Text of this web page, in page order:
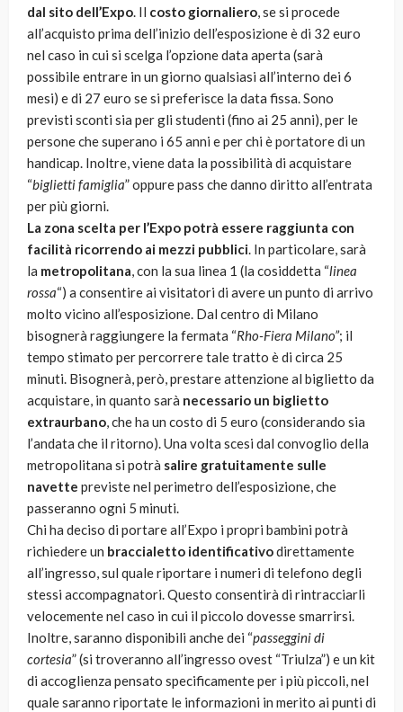
dal sito dell’Expo. Il costo giornaliero, se si procede
all’acquisto prima dell’inizio dell’esposizione è di 32 euro
nel caso in cui si scelga l’opzione data aperta (sarà
possibile entrare in un giorno qualsiasi all’interno dei 6
mesi) e di 27 euro se si preferisce la data fissa. Sono
previsti sconti sia per gli studenti (fino ai 25 anni), per le
persone che superano i 65 anni e per chi è portatore di un
handicap. Inoltre, viene data la possibilità di acquistare
“biglietti famiglia” oppure pass che danno diritto all’entrata
per più giorni.
La zona scelta per l’Expo potrà essere raggiunta con
facilità ricorrendo ai mezzi pubblici. In particolare, sarà
la metropolitana, con la sua linea 1 (la cosiddetta “linea
rossa“) a consentire ai visitatori di avere un punto di arrivo
molto vicino all’esposizione. Dal centro di Milano
bisognerà raggiungere la fermata “Rho-Fiera Milano”; il
tempo stimato per percorrere tale tratto è di circa 25
minuti. Bisognerà, però, prestare attenzione al biglietto da
acquistare, in quanto sarà necessario un biglietto
extraurbano, che ha un costo di 5 euro (considerando sia
l’andata che il ritorno). Una volta scesi dal convoglio della
metropolitana si potrà salire gratuitamente sulle
navette previste nel perimetro dell’esposizione, che
passeranno ogni 5 minuti.
Chi ha deciso di portare all’Expo i propri bambini potrà
richiedere un braccialetto identificativodirettamente
all’ingresso, sul quale riportare i numeri di telefono degli
stessi accompagnatori. Questo consentirà di rintracciarli
velocemente nel caso in cui il piccolo dovesse smarrirsi.
Inoltre, saranno disponibili anche dei “passeggini di
cortesia” (si troveranno all’ingresso ovest “Triulza”) e un kit
di accoglienza pensato specificamente per i più piccoli, nel
quale saranno riportate le informazioni in merito ai punti di